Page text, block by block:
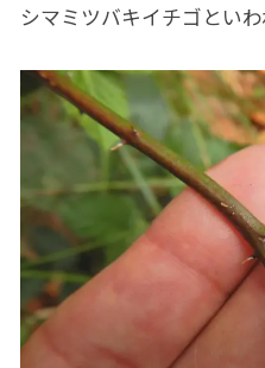
シマミツバキイチゴとい